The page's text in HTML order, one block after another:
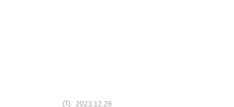
2023.12.26